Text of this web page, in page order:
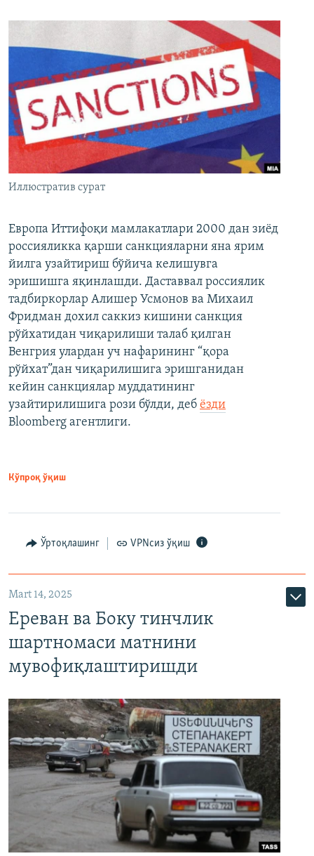
Иллюстратив сурат
Европа Иттифоқи мамлакатлари 2000 дан зиёд
россияликка қарши санкцияларни яна ярим
йилга узайтириш бўйича келишувга
эришишга яқинлашди. Даставвал россиялик
тадбиркорлар Алишер Усмонов ва Михаил
Фридман дохил саккиз кишини санкция
рўйхатидан чиқарилиши талаб қилган
Венгрия улардан уч нафарининг “қора
рўйхат”дан чиқарилишига эришганидан
кейин санкциялар муддатининг
узайтирилишига рози бўлди, деб ёзди
Bloomberg агентлиги.
Кўпроқ ўқиш
Ўртоқлашинг VPNсиз ўқиш
Mart 14, 2025
Ереван ва Боку тинчлик
шартномаси матнини
мувофиқлаштиришди